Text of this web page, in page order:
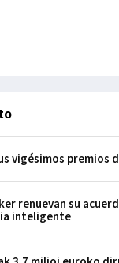
vigésimos premios
renuevan su
inteligente